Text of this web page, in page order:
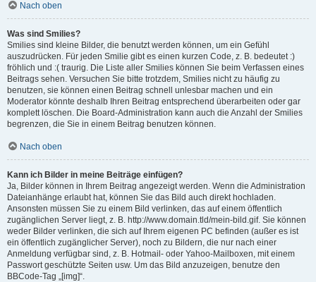
Nach oben
Was sind Smilies?
Smilies sind kleine Bilder, die benutzt werden können, um ein Gefühl
auszudrücken. Für jeden Smilie gibt es einen kurzen Code, z. B. bedeutet :)
fröhlich und :( traurig. Die Liste aller Smilies können Sie beim Verfassen eines
Beitrags sehen. Versuchen Sie bitte trotzdem, Smilies nicht zu häufig zu
benutzen, sie können einen Beitrag schnell unlesbar machen und ein
Moderator könnte deshalb Ihren Beitrag entsprechend überarbeiten oder gar
komplett löschen. Die Board-Administration kann auch die Anzahl der Smilies
begrenzen, die Sie in einem Beitrag benutzen können.
Nach oben
Kann ich Bilder in meine Beiträge einfügen?
Ja, Bilder können in Ihrem Beitrag angezeigt werden. Wenn die Administration
Dateianhänge erlaubt hat, können Sie das Bild auch direkt hochladen.
Ansonsten müssen Sie zu einem Bild verlinken, das auf einem öffentlich
zugänglichen Server liegt, z. B. http://www.domain.tld/mein-bild.gif. Sie können
weder Bilder verlinken, die sich auf Ihrem eigenen PC befinden (außer es ist
ein öffentlich zugänglicher Server), noch zu Bildern, die nur nach einer
Anmeldung verfügbar sind, z. B. Hotmail- oder Yahoo-Mailboxen, mit einem
Passwort geschützte Seiten usw. Um das Bild anzuzeigen, benutze den
BBCode-Tag „[img]“.